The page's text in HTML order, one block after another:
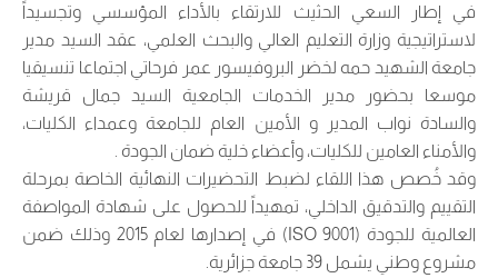
في إطار السعي الحثيث للارتقاء بالأداء المؤسسي وتجسيداً
لاستراتيجية وزارة التعليم العالي والبحث العلمي، عقد السيد مدير
جامعة الشهيد حمه لخضر البروفيسور عمر فرحاتي اجتماعا تنسيقيا
موسعا بحضور مدير الخدمات الجامعية السيد جمال قريشة
والسادة نواب المدير و الأمين العام للجامعة وعمداء الكليات،
والأمناء العامين للكليات، وأعضاء خلية ضمان الجودة .
وقد خُصص هذا اللقاء لضبط التحضيرات النهائية الخاصة بمرحلة
التقييم والتدقيق الداخلي، تمهيداً للحصول على شهادة المواصفة
العالمية للجودة (ISO 9001) في إصدارها لعام 2015 وذلك ضمن
مشروع وطني يشمل 39 جامعة جزائرية.